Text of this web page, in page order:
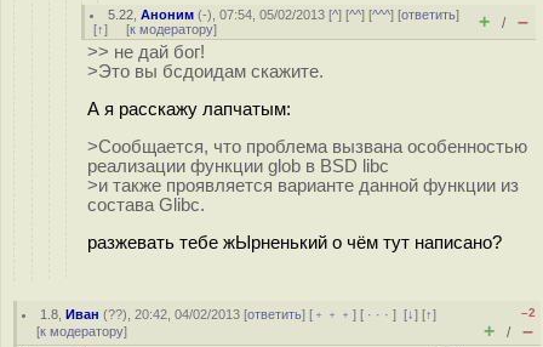
5.22 ,Аноним (-), 07:54, 05/02/2013 [^] [^^] [^^^] [ответить]
[↑] [к модератору] + / –
>> не дай бог!
>Это вы бсдоидам скажите.
А я расскажу лапчатым:
>Сообщается, что проблема вызвана особенностью
реализации функции glob в BSD libc
>и также проявляется варианте данной функции из
состава Glibc.
разжевать тебе жЫрненький о чём тут написано?
1.8 ,Иван (??), 20:42, 04/02/2013 [ответить] [ ﹢﹢﹢] [ · · ·][↓] [↑]
[к модератору]
–2
+ / –